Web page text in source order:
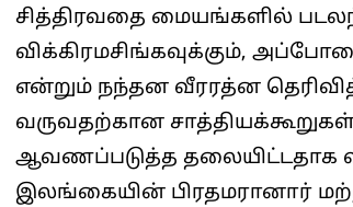
சித்திரவதை மையங்களில்
விக்கிரமசிங்கவுக்கும்,
என்றும் நந்தன வீரரத்ன
வருவதற்கான
ஆவணப்படுத்த தலையிட்டதாக
இலங்கையின் பிரதமரானார்